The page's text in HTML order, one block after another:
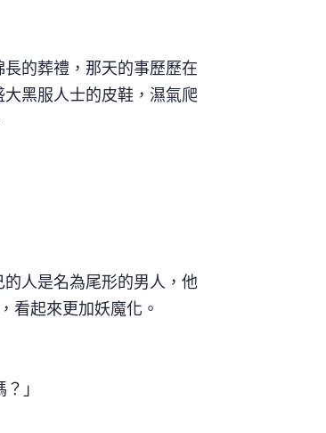
的葬禮，那天的事歷歷在
黑服人士的皮鞋，濕氣爬
人是名為尾形的男人，他
看起來更加妖魔化。
」